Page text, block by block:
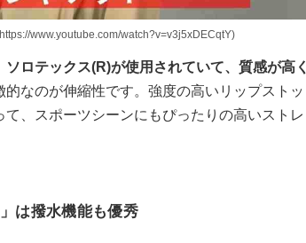
www.youtube.com/watch?v=v3j5xDECqtY)
ロテックス(R)が使用されていて、質感が高く
的なのが伸縮性です。強度の高いリップストッ
、スポーツシーンにもぴったりの高いストレ
は撥水機能も優秀